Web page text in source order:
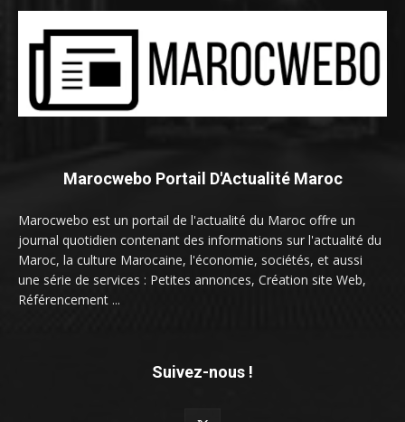
Marocwebo Portail D'Actualité Maroc
Marocwebo est un portail de l'actualité du Maroc offre un
journal quotidien contenant des informations sur l'actualité du
Maroc, la culture Marocaine, l'économie, sociétés, et aussi
une série de services : Petites annonces, Création site Web,
Référencement ...
Suivez-nous !